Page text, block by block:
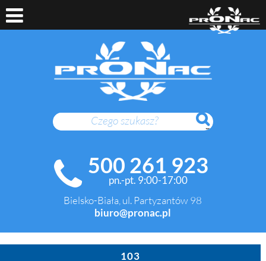
SZUKAJ
500 261 923
pn.-pt. 9:00-17:00
Bielsko-Biała, ul. Partyzantów 98
biuro@pronac.pl
103